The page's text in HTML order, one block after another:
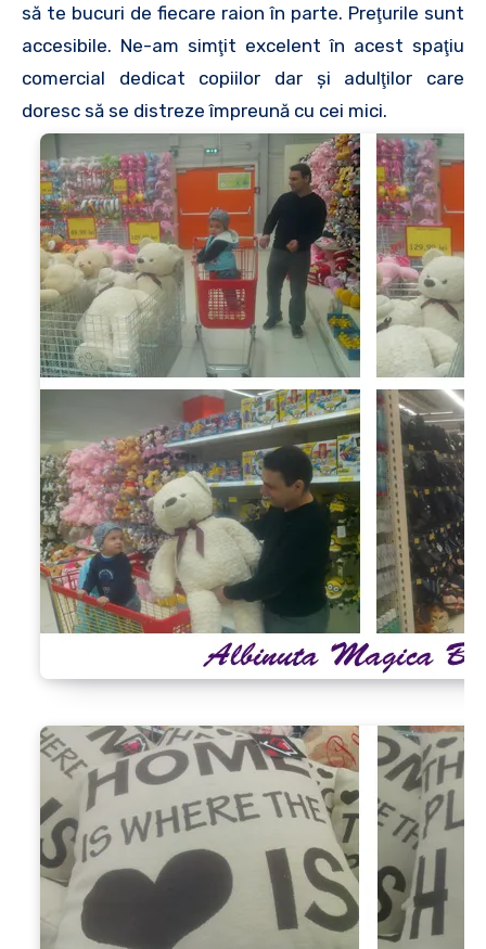
să te bucuri de fiecare raion în parte. Preţurile sunt
accesibile. Ne-am simţit excelent în acest spaţiu
comercial dedicat copiilor dar şi adulţilor care
doresc să se distreze împreună cu cei mici.